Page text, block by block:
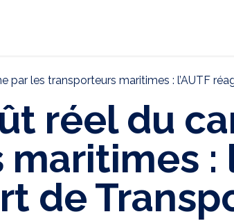
transporteurs maritimes : l’AUTF réagit suite au
réel du
:
de